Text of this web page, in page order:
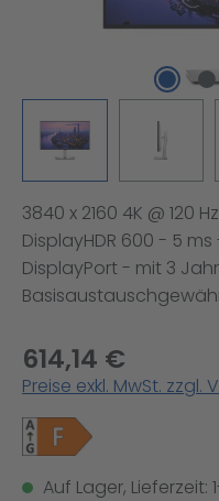
3840 x 2160 4K @ 120
DisplayHDR 600 - 5
DisplayPort - mit 3
614,14 €
Preise exkl. MwSt. zzgl.
Auf Lager, Lieferzeit: